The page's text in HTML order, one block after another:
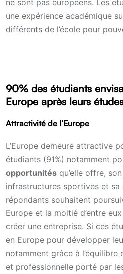
ne sont pas européens. Les
une expérience académique
différents de l’école pour
90% des étudiants
Europe après leurs études
Attractivité de l’Europe
L’Europe demeure attractive
étudiants (91%) notamment
opportunités qu’elle offre,
infrastructures sportives et sa
répondants souhaitent
Europe et la moitié d’entre
créer une entreprise. Si ces
en Europe pour développer
notamment grâce à l’équilibre
et professionnelle porté par